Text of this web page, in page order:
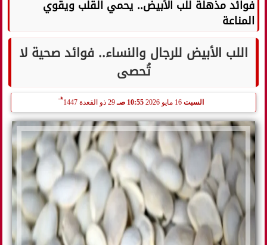
فوائد مذهلة للب الأبيض.. يحمي القلب ويقوي
المناعة
اللب الأبيض للرجال والنساء.. فوائد صحية لا
تُحصى
السبت 10:55 صـ 29 ذو القعدة 1447
هـ